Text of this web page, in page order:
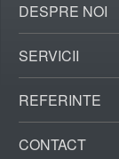
DESPRE NOI
SERVICII
REFERINTE
CONTACT